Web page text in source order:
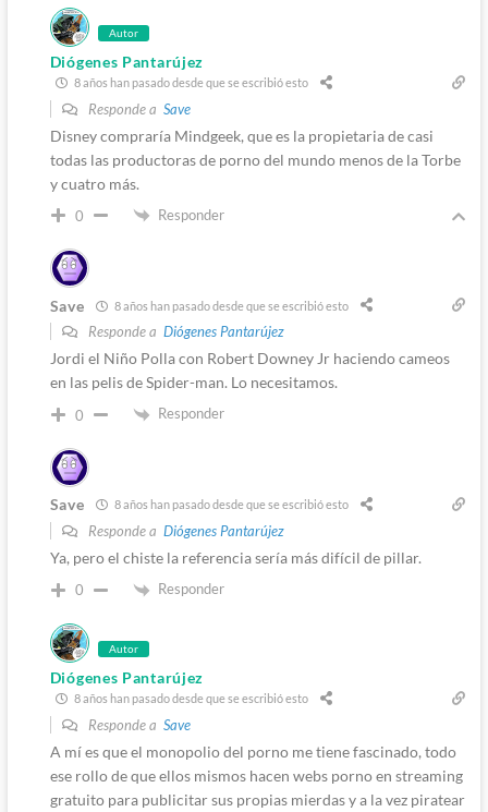
Autor
Diógenes Pantarújez
8 años han pasado desde que se escribió esto
Responde a Save
Disney compraría Mindgeek, que es la propietaria de casi
todas las productoras de porno del mundo menos de la Torbe
y cuatro más.
0 Responder
Save 8 años han pasado desde que se escribió esto
Responde a Diógenes Pantarújez
Jordi el Niño Polla con Robert Downey Jr haciendo cameos
en las pelis de Spider-man. Lo necesitamos.
0 Responder
Save 8 años han pasado desde que se escribió esto
Responde a Diógenes Pantarújez
Ya, pero el chiste la referencia sería más difícil de pillar.
0 Responder
Autor
Diógenes Pantarújez
8 años han pasado desde que se escribió esto
Responde a Save
A mí es que el monopolio del porno me tiene fascinado, todo
ese rollo de que ellos mismos hacen webs porno en streaming
gratuito para publicitar sus propias mierdas y a la vez piratear